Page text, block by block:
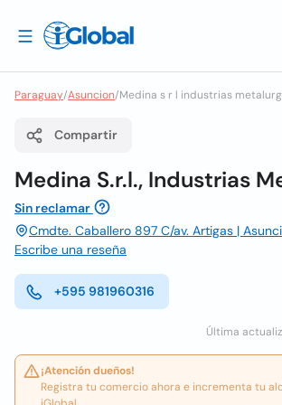
Paraguay/Asuncion/Medina s r l industrias
Compartir
Medina S.r.l., Industrias
Sin reclamar
Cmdte. Caballero 897 C/av. Artigas |
Escribe una reseña
+595 981960316
Última
¡Atención dueños!
Registra tu comercio ahora e incrementa tu